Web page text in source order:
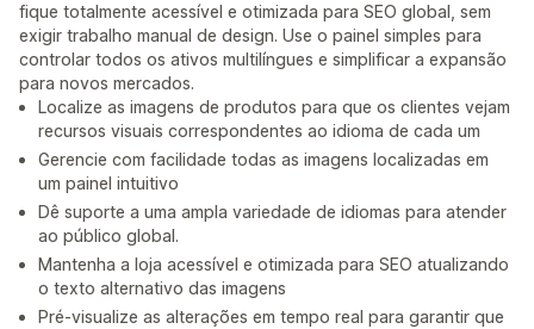
fique totalmente acessível e otimizada para SEO global, sem
exigir trabalho manual de design. Use o painel simples para
controlar todos os ativos multilíngues e simplificar a expansão
para novos mercados.
Localize as imagens de produtos para que os clientes vejam
recursos visuais correspondentes ao idioma de cada um
Gerencie com facilidade todas as imagens localizadas em
um painel intuitivo
Dê suporte a uma ampla variedade de idiomas para atender
ao público global.
Mantenha a loja acessível e otimizada para SEO atualizando
o texto alternativo das imagens
Pré-visualize as alterações em tempo real para garantir que